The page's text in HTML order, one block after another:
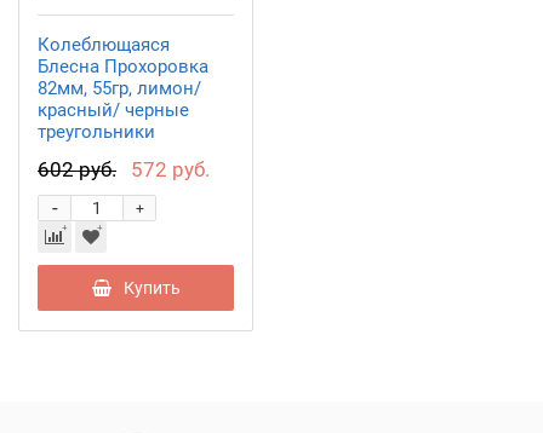
Колеблющаяся
Блесна Прохоровка
82мм, 55гр, лимон/
красный/ черные
треугольники
602 руб. 572 руб.
+
-
Купить